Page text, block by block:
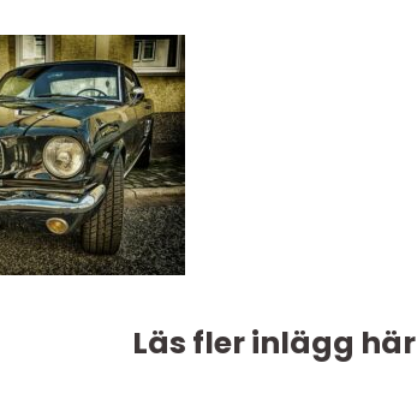
Läs fler inlägg här